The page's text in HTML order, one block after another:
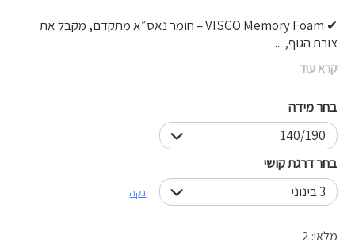
✔ VISCO Memory Foam – חומר נאס״א מתקדם, מקבל את
צורת הגוף, ...
קרא עוד
בחר מידה
בחר דרגת קושי
נקה
מלאי: 2